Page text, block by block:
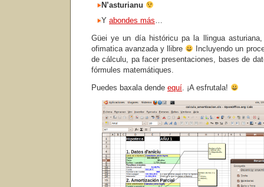
N’asturianu
Y abondes más…
Güei ye un día históricu pa la llingua
ofimatica avanzada y llibre
Incluyendo un
de cálculu, pa facer presentaciones, bases de
fórmules matemátiques.
Puedes baxala dende equí. ¡A esfrutala!